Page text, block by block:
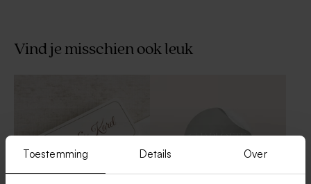
Toestemming Details Over
Vind je misschien ook leuk